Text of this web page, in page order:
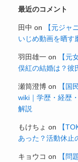
最近のコメント
田中 on
【元ジャ
いじめ動画を晒す
羽田雄一 on
【元
俣紅の結婚は？彼
瀬筒澄博 on
【国
wiki｜学歴・経歴
解説
もけちょ on
【
あった？活動休止
キョウコ on
【問